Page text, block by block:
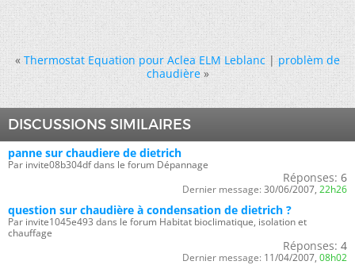
« Thermostat Equation pour Aclea ELM Leblanc|problèm de
chaudière »
DISCUSSIONS SIMILAIRES
panne sur chaudiere de dietrich
Par invite08b304df dans le forum Dépannage
Réponses: 6
Dernier message: 30/06/2007, 22h26
question sur chaudière à condensation de dietrich ?
Par invite1045e493 dans le forum Habitat bioclimatique, isolation et
chauffage
Réponses: 4
Dernier message: 11/04/2007, 08h02